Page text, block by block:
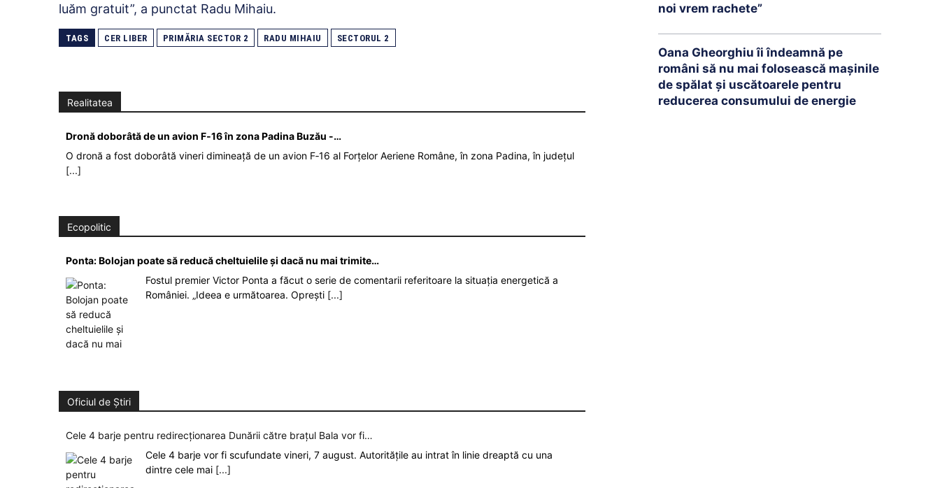
luăm gratuit”, a punctat Radu Mihaiu.
TAGS CER LIBER PRIMĂRIA SECTOR 2 RADU MIHAIU SECTORUL 2
Realitatea
Dronă doborâtă de un avion F‑16 în zona Padina Buzău -…
O dronă a fost doborâtă vineri dimineață de un avion F‑16 al Forțelor Aeriene Române, în zona Padina, în județul
[...]
Ecopolitic
Ponta: Bolojan poate să reducă cheltuielile şi dacă nu mai trimite…
Fostul premier Victor Ponta a făcut o serie de comentarii referitoare la situația energetică a
României. „Ideea e următoarea. Oprești [...]
Oficiul de Știri
Cele 4 barje pentru redirecționarea Dunării către brațul Bala vor fi…
Cele 4 barje vor fi scufundate vineri, 7 august. Autoritățile au intrat în linie dreaptă cu una
dintre cele mai [...]
noi vrem rachete”
Oana Gheorghiu îi îndeamnă pe
români să nu mai folosească mașinile
de spălat și uscătoarele pentru
reducerea consumului de energie